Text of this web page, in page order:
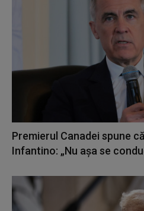
Premierul Canadei spune
Infantino: „Nu aşa se